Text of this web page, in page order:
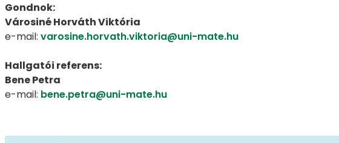
Gondnok:
Városiné Horváth Viktória
e-mail: varosine.horvath.viktoria@uni-mate.hu
Hallgatói referens:
Bene Petra
e-mail: bene.petra@uni-mate.hu